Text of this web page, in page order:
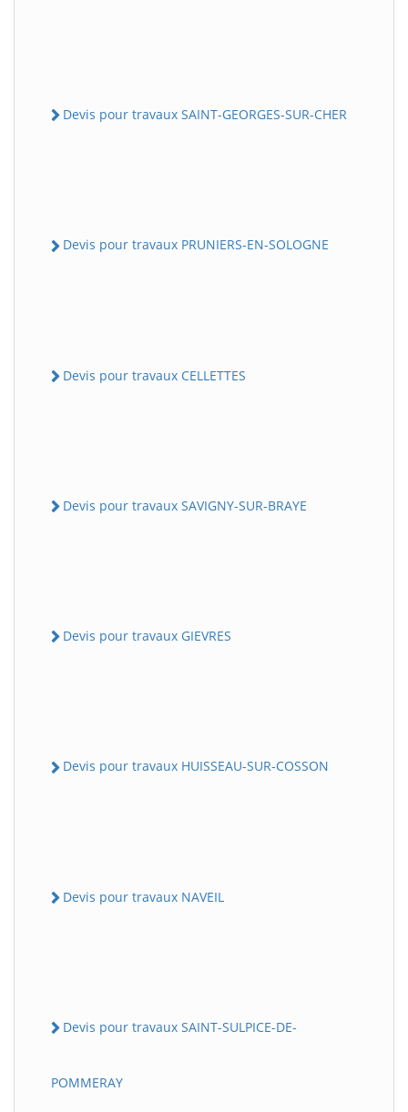
Devis pour travaux SAINT-GEORGES-SUR-CHER
Devis pour travaux PRUNIERS-EN-SOLOGNE
Devis pour travaux CELLETTES
Devis pour travaux SAVIGNY-SUR-BRAYE
Devis pour travaux GIEVRES
Devis pour travaux HUISSEAU-SUR-COSSON
Devis pour travaux NAVEIL
Devis pour travaux SAINT-SULPICE-DE-
POMMERAY